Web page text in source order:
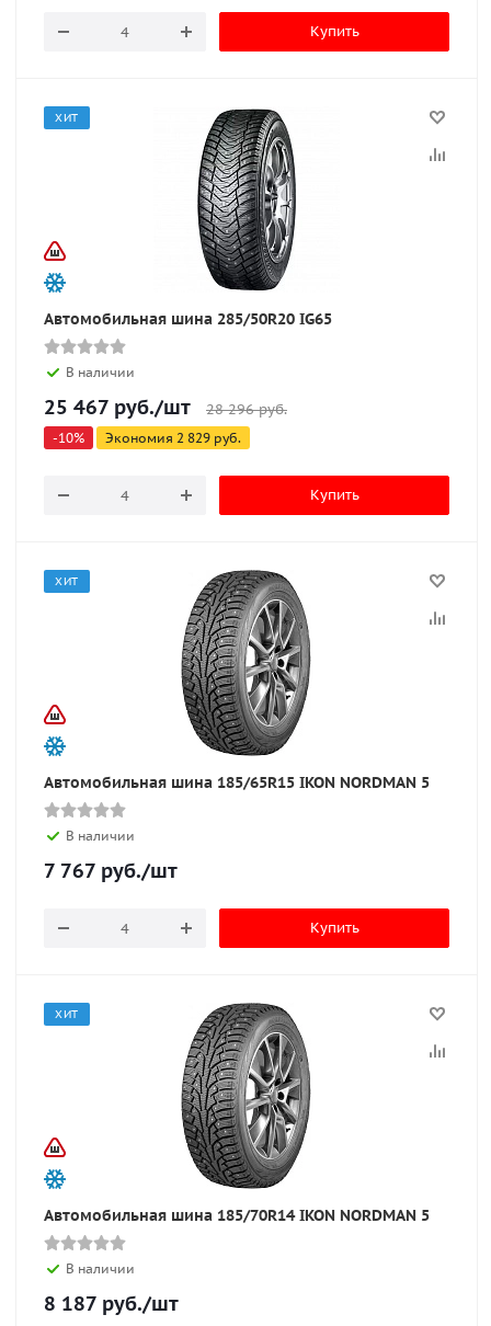
Купить
ХИТ
Автомобильная шина 285/50R20 IG65
В наличии
25 467 руб./шт 28 296руб.
-10% Экономия 2 829 руб.
Купить
ХИТ
Автомобильная шина 185/65R15 IKON NORDMAN 5
В наличии
7 767 руб./шт
Купить
ХИТ
Автомобильная шина 185/70R14 IKON NORDMAN 5
В наличии
8 187 руб./шт